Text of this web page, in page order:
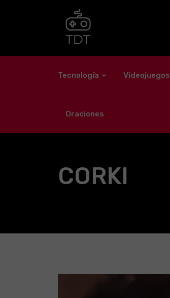
Tecnología Videojuegos
Oraciones
CORKI